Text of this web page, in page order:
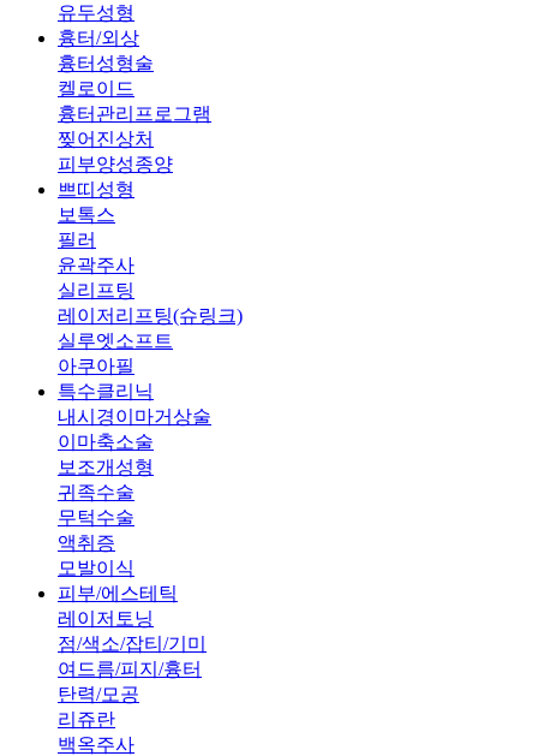
유두성형
흉터/외상
흉터성형술
켈로이드
흉터관리프로그램
찢어진상처
피부양성종양
쁘띠성형
보톡스
필러
윤곽주사
실리프팅
레이저리프팅(슈링크)
실루엣소프트
아쿠아필
특수클리닉
내시경이마거상술
이마축소술
보조개성형
귀족수술
무턱수술
액취증
모발이식
피부/에스테틱
레이저토닝
점/색소/잡티/기미
여드름/피지/흉터
탄력/모공
리쥬란
백옥주사